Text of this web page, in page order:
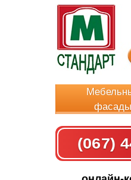
фасады
(067)